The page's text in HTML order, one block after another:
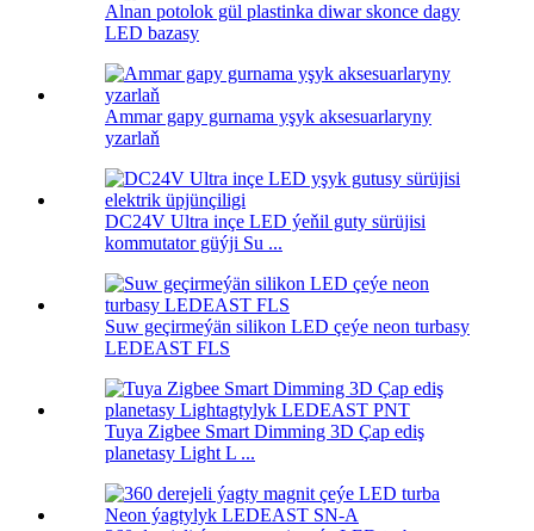
Alnan potolok gül plastinka diwar skonce dagy
LED bazasy
Ammar gapy gurnama yşyk aksesuarlaryny
yzarlaň
DC24V Ultra inçe LED ýeňil guty sürüjisi
kommutator güýji Su ...
Suw geçirmeýän silikon LED çeýe neon turbasy
LEDEAST FLS
Tuya Zigbee Smart Dimming 3D Çap ediş
planetasy Light L ...